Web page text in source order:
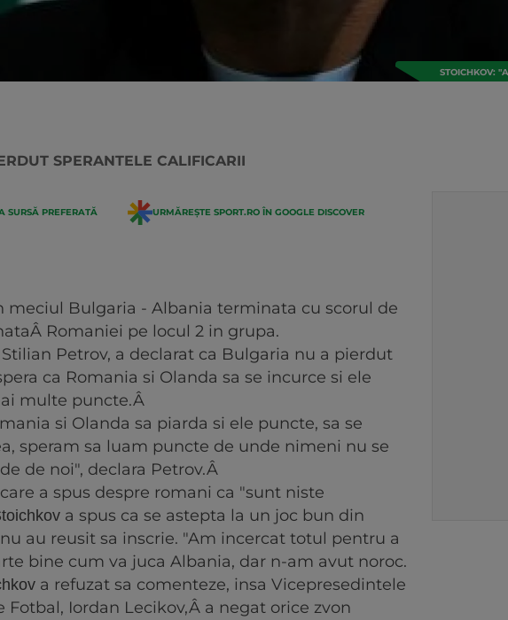
STOICHKOV:
SPERANTELE CALIFICARII
SURSĂ PREFERATĂ URMĂREȘTE SPORT.RO ÎN GOOGLE DISCOVER
meciul Bulgaria - Albania terminata cu scorul de
Romaniei pe locul 2 in grupa.
Petrov, a declarat ca Bulgaria nu a pierdut
ca Romania si Olanda sa se incurce si ele
multe puncte.Â
si Olanda sa piarda si ele puncte, sa se
speram sa luam puncte de unde nimeni nu se
de noi", declara Petrov.Â
a spus despre romani ca "sunt niste
a spus ca se astepta la un joc bun din
au reusit sa inscrie. "Am incercat totul pentru a
bine cum va juca Albania, dar n-am avut noroc.
a refuzat sa comenteze, insa Vicepresedintele
Fotbal, Iordan Lecikov,Â a negat orice zvon